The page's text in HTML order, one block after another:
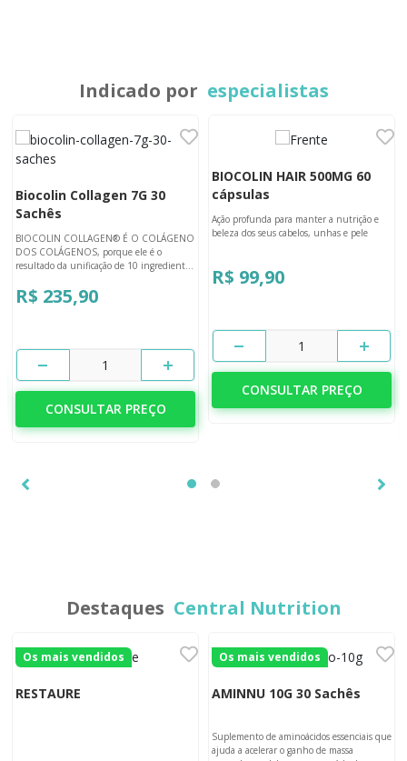
Indicado por especialistas
Biocolin Collagen 7G 30
Sachês
BIOCOLIN COLLAGEN® É O COLÁGENO
DOS COLÁGENOS, porque ele é o
resultado da unificação de 10 ingredientes
R$ 235,90
1
CONSULTAR PREÇO
BIOCOLIN HAIR 500MG 60
cápsulas
Ação profunda para manter a nutrição e
beleza dos seus cabelos, unhas e pele
R$ 99,90
1
CONSULTAR PREÇO
Destaques Central Nutrition
Os mais vendidos
RESTAURE
Os mais vendidos
AMINNU 10G 30 Sachês
Suplemento de aminoácidos essenciais que
ajuda a acelerar o ganho de massa